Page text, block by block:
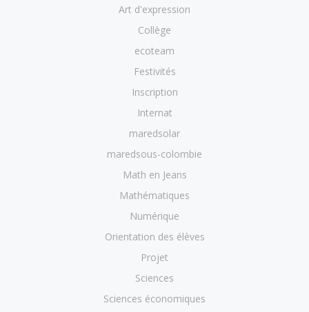
Art d'expression
Collège
ecoteam
Festivités
Inscription
Internat
maredsolar
maredsous-colombie
Math en Jeans
Mathématiques
Numérique
Orientation des élèves
Projet
Sciences
Sciences économiques